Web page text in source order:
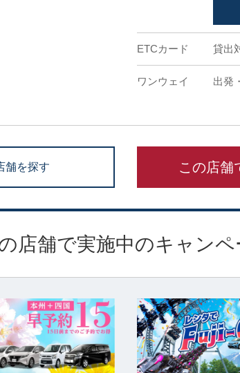
ETCカード 貸出
ワンウェイ 出発
舗を探す この店舗
店舗で実施中のキャンペ